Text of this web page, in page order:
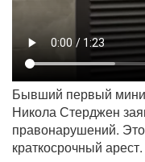
Бывший первый
Никола Стерджен
правонарушений.
краткосрочный